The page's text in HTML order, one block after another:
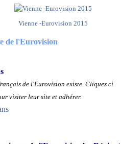
Vienne -Eurovision 2015
de l'Eurovision
de l'Eurovision existe. Cliquez ci
visiter leur site et adhérer.